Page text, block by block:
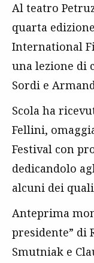
Al teatro
quarta
International
una lezione di
Sordi e
Scola ha
Fellini,
Festival con
dedicandolo
alcuni dei
Anteprima
presidente” di
Smutniak e